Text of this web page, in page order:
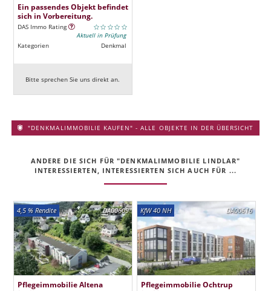
Ein passendes Objekt befindet
sich in Vorbereitung.
DAS Immo Rating
Aktuell in Prüfung
Kategorien
Denkmal
Bitte sprechen Sie uns direkt an.
"DENKMALIMMOBILIE KAUFEN" - ALLE OBJEKTE IN DER ÜBERSICHT
ANDERE DIE SICH FÜR "DENKMALIMMOBILIE LINDLAR"
INTERESSIERTEN, INTERESSIERTEN SICH AUCH FÜR ...
DA00609
4,5 % Rendite
Pflegeimmobilie Altena
DA00616
KfW 40 NH
Pflegeimmobilie Ochtrup